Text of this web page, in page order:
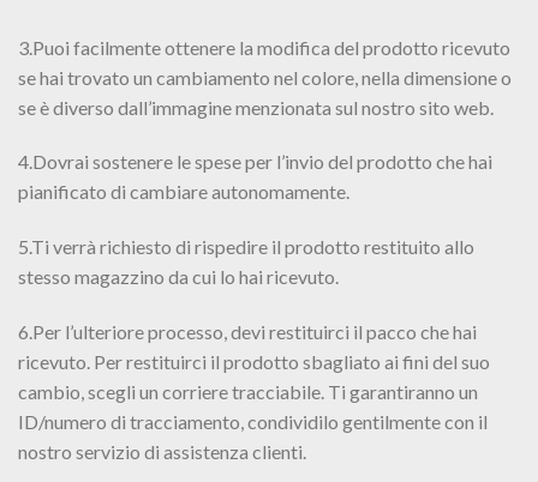
3.Puoi facilmente ottenere la modifica del prodotto ricevuto
se hai trovato un cambiamento nel colore, nella dimensione o
se è diverso dall’immagine menzionata sul nostro sito web.
4.Dovrai sostenere le spese per l’invio del prodotto che hai
pianificato di cambiare autonomamente.
5.Ti verrà richiesto di rispedire il prodotto restituito allo
stesso magazzino da cui lo hai ricevuto.
6.Per l’ulteriore processo, devi restituirci il pacco che hai
ricevuto. Per restituirci il prodotto sbagliato ai fini del suo
cambio, scegli un corriere tracciabile. Ti garantiranno un
ID/numero di tracciamento, condividilo gentilmente con il
nostro servizio di assistenza clienti.